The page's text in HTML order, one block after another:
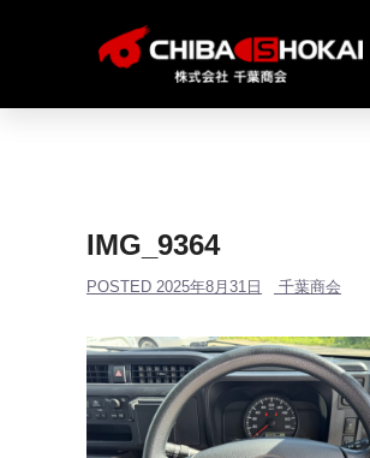
IMG_9364
POSTED 2025年8月31日 千葉商会